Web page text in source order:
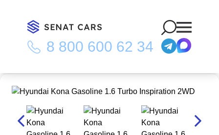
8 800 600 62 34
Главная Каталог/Hyundai Kona Gasoline 1.6 Turbo Inspiration
2WD